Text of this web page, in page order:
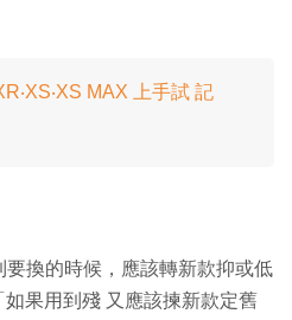
MAX 上手試 記
要換的時候，應該轉新款抑或低
果用到殘 又應該揀新款定舊